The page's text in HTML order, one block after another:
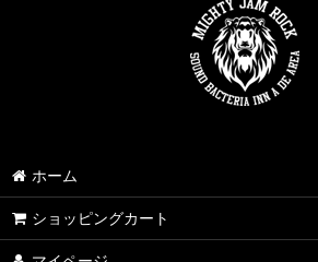
ホーム
ショッピングカート